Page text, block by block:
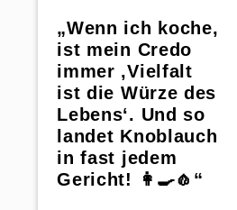
„Wenn ich koche,
ist mein Credo
immer ‚Vielfalt
ist die Würze des
Lebens‘. Und so
landet Knoblauch
in fast jedem
Gericht! 👩‍🍳🧄“